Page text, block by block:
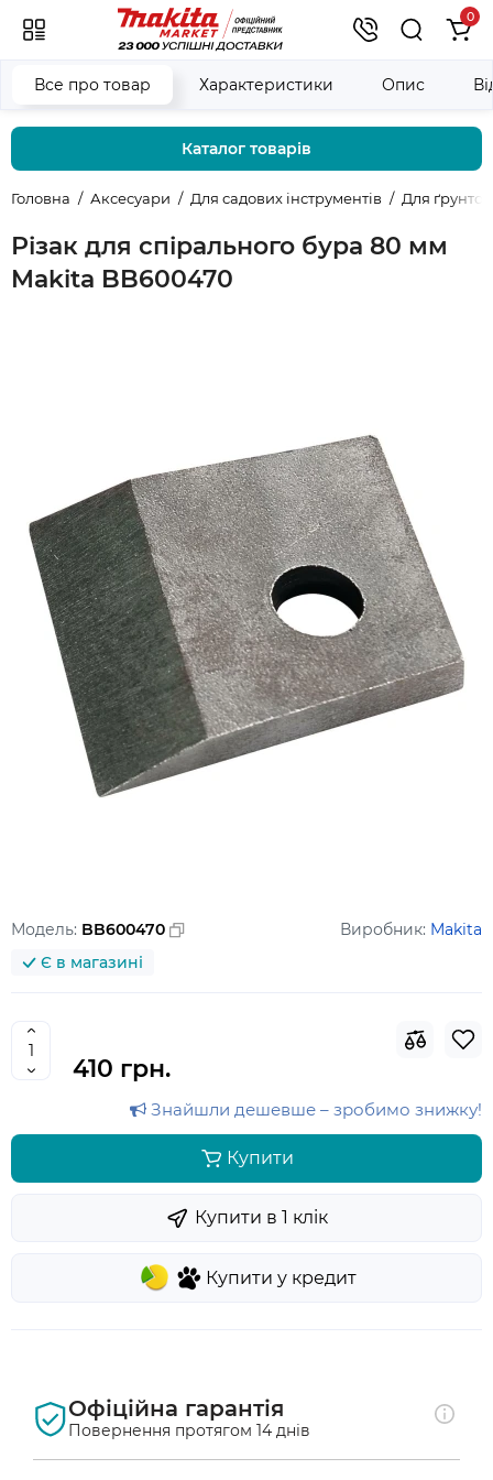
0
Каталог товарів
Головна Аксесуари Для садових інструментів Для
Різак для спірального бура 80 мм
Makita BB600470
Все про товар Характеристики Опис
Модель: BB600470 Виробник: Makita
Є в магазині
410 грн.
Знайшли дешевше – зробимо знижку!
Купити
Купити у кредит
Купити в 1 клiк
Офіційна гарантія
Повернення протягом 14 днів